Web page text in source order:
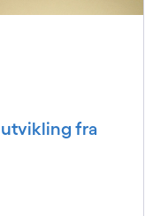
utvikling fra